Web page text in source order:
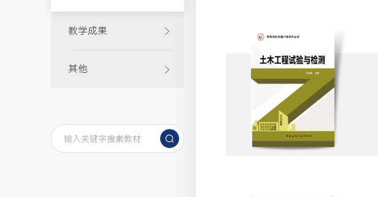
教学成果
其他